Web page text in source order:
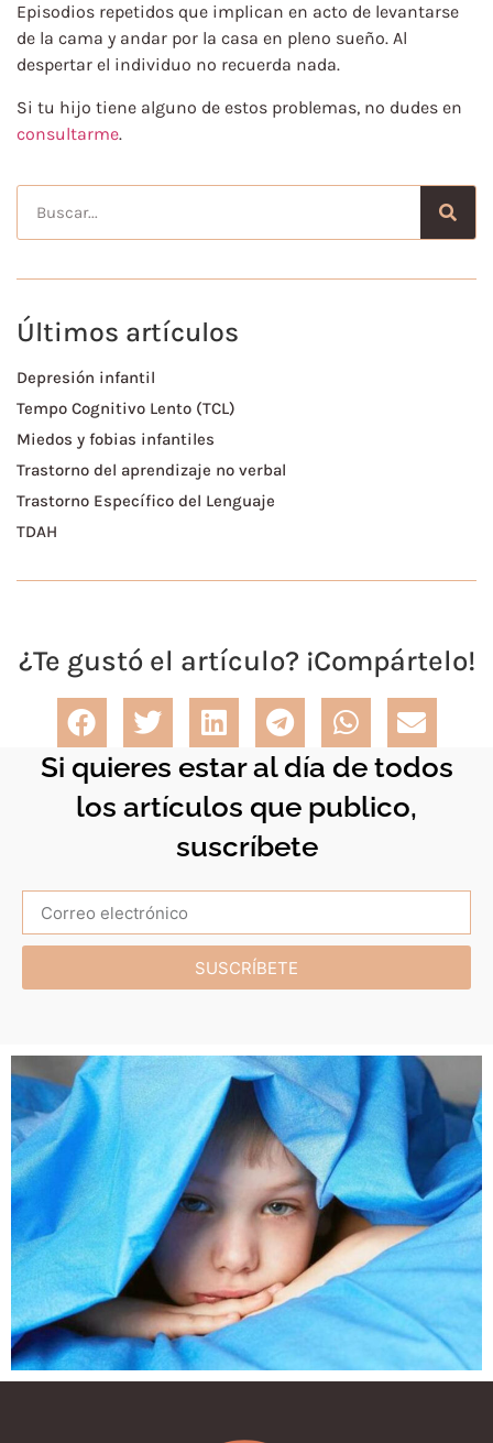
Episodios repetidos que implican en acto de levantarse
de la cama y andar por la casa en pleno sueño. Al
despertar el individuo no recuerda nada.
Si tu hijo tiene alguno de estos problemas, no dudes en
consultarme.
Últimos artículos
Depresión infantil
Tempo Cognitivo Lento (TCL)
Miedos y fobias infantiles
Trastorno del aprendizaje no verbal
Trastorno Específico del Lenguaje
TDAH
¿Te gustó el artículo? ¡Compártelo!
Si quieres estar al día de todos
los artículos que publico,
suscríbete
SUSCRÍBETE